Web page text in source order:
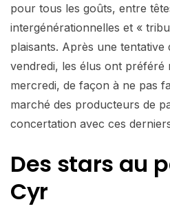
pour tous les goûts, entre
intergénérationnelles et «
plaisants. Après une tentative
vendredi, les élus ont préféré
mercredi, de façon à ne pas
marché des producteurs de
concertation avec ces
Des stars au
Cyr